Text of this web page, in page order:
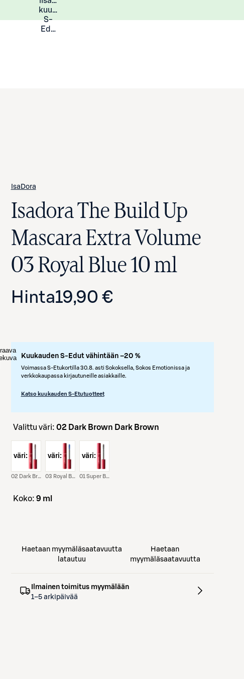
kuukauden
S-
Eduista
IsaDora
Isadora The Build Up
Mascara Extra Volume
03 Royal Blue 10 ml
Hinta19,90 €
Kuukauden S-Edut vähintään –20 %
Voimassa S-Etukortilla 30.8. asti Sokoksella, Sokos Emotionissa ja
verkkokaupassa kirjautuneille asiakkaille.
Katso kuukauden S-Etutuotteet
Valittu väri: 02 Dark Brown Dark Brown
väri:
02 Dark Brown Dark Brown
väri:
03 Royal Blue Royal Blue
väri:
01 Super Black Super Black
koko: 9 ml
Haetaan myymäläsaatavuutta
latautuu
Haetaan
myymäläsaatavuutta
Ilmainen toimitus myymälään
1–5 arkipäivää